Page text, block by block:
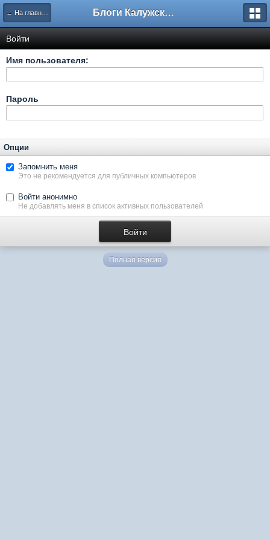
← На главную Блоги Калужского перекрестка
Войти
Имя пользователя:
Пароль
Опции
Запомнить меня
Это не рекомендуется для публичных компьютеров
Войти анонимно
Не добавлять меня в список активных пользователей
Полная версия